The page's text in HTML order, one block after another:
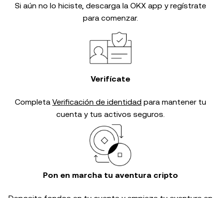
Si aún no lo hiciste, descarga la OKX app y regístrate
para comenzar.
Verifícate
Completa Verificación de identidad para mantener tu
cuenta y tus activos seguros.
Pon en marcha tu aventura cripto